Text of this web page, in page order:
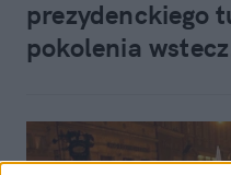
prezydenckiego
pokolenia